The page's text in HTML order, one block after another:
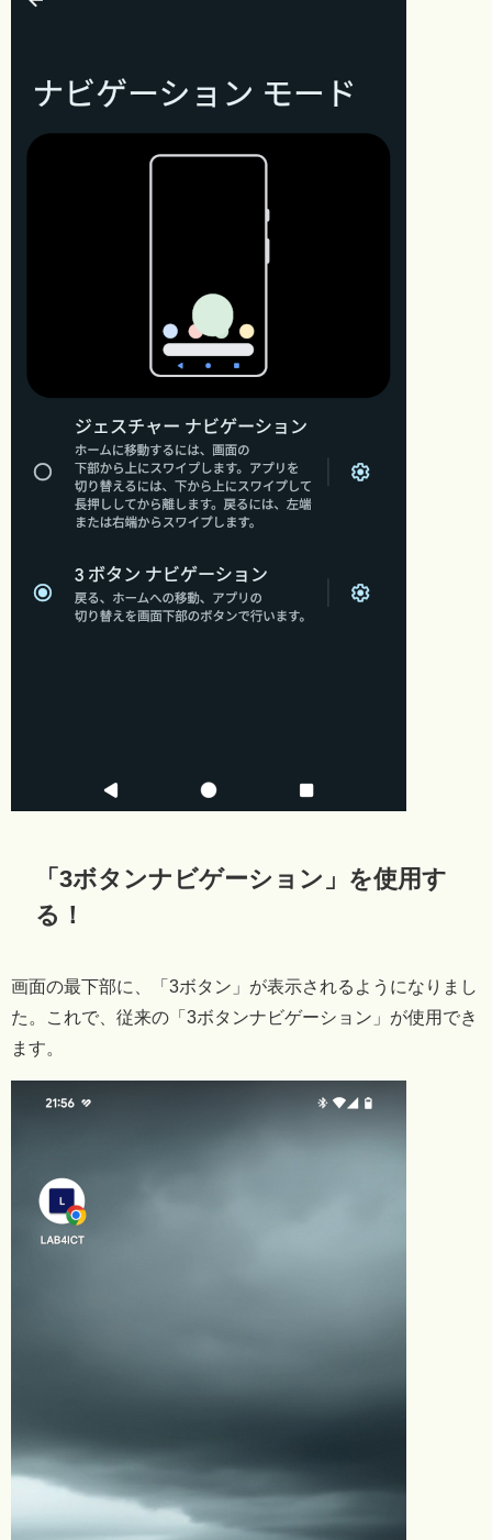
「3ボタンナビゲーション」を使用す
る！
画面の最下部に、「3ボタン」が表示されるようになりまし
た。これで、従来の「3ボタンナビゲーション」が使用でき
ます。